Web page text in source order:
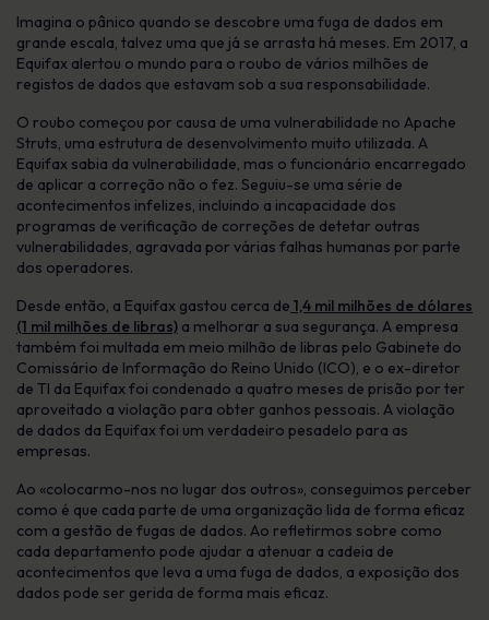
Imagina o pânico quando se descobre uma fuga de dados em
grande escala, talvez uma que já se arrasta há meses. Em 2017, a
Equifax alertou o mundo para o roubo de vários milhões de
registos de dados que estavam sob a sua responsabilidade.
O roubo começou por causa de uma vulnerabilidade no Apache
Struts, uma estrutura de desenvolvimento muito utilizada. A
Equifax sabia da vulnerabilidade, mas o funcionário encarregado
de aplicar a correção não o fez. Seguiu-se uma série de
acontecimentos infelizes, incluindo a incapacidade dos
programas de verificação de correções de detetar outras
vulnerabilidades, agravada por várias falhas humanas por parte
dos operadores.
Desde então, a Equifax gastou cerca de 1,4 mil milhões de dólares
(1 mil milhões de libras) a melhorar a sua segurança. A empresa
também foi multada em meio milhão de libras pelo Gabinete do
Comissário de Informação do Reino Unido (ICO), e o ex-diretor
de TI da Equifax foi condenado a quatro meses de prisão por ter
aproveitado a violação para obter ganhos pessoais. A violação
de dados da Equifax foi um verdadeiro pesadelo para as
empresas.
Ao «colocarmo-nos no lugar dos outros», conseguimos perceber
como é que cada parte de uma organização lida de forma eficaz
com a gestão de fugas de dados. Ao refletirmos sobre como
cada departamento pode ajudar a atenuar a cadeia de
acontecimentos que leva a uma fuga de dados, a exposição dos
dados pode ser gerida de forma mais eficaz.